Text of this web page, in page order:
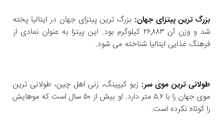
بزرگ‌ ترین پیتزای جهان:
بزرگ‌ ترین پیتزای جهان در ایتالیا پخته
شد و وزن آن ۲۶,۸۸۳ کیلوگرم بود. این پیتزا به عنوان نمادی از
فرهنگ غذایی ایتالیا شناخته می‌ شود.
طولانی‌ ترین موی سر:
زیو کیپینگ، زنی اهل چین، طولانی‌ ترین
موی جهان را با ۵.۶ متر دارد. او بیش از ۵۰ سال است که موهایش
را کوتاه نکرده است.